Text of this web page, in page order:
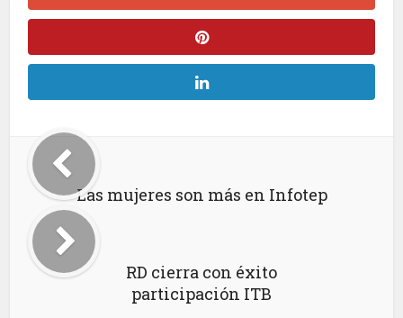
Las mujeres son más en Infotep
RD cierra con éxito
participación ITB